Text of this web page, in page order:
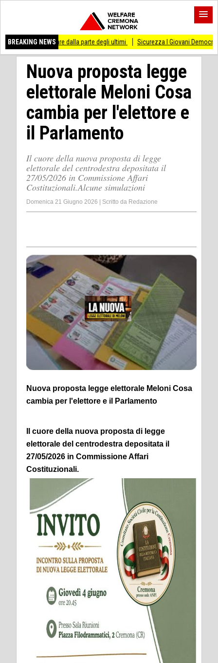
BREAKING NEWS
dalla parte degli ultimi Sicurezza I Giovani Democratici ribattono ai
Nuova proposta legge
elettorale Meloni Cosa
cambia per l'elettore e
il Parlamento
Il cuore della nuova proposta di legge
elettorale del centrodestra depositata il
27/05/2026 in Commissione Affari
Costituzionali.Alcune simulazioni
Domenica 21 Giugno 2026 Scritto da Redazione
Nuova proposta legge elettorale Meloni Cosa
cambia per l'elettore e il Parlamento
Il cuore della nuova proposta di legge
elettorale del centrodestra depositata il
27/05/2026 in Commissione Affari
Costituzionali.